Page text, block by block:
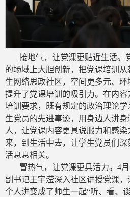
接地气，让党课更贴近生活。
的场域上大胆创新，把党课培训
生网络思政社区，空间更多元、环
提升了党课培训的吸引力。在内
培训要求，既有规定的政治理论
生党员的先进事迹，用身边人讲
人，让党课内容更具说服力和感
来，到生活中去，让学生党员们
活息息相关。
冒热气，让党课更具活力。4
副书记王宇滢深入社区讲授党课
个人讲变成了师生一起“听、看、